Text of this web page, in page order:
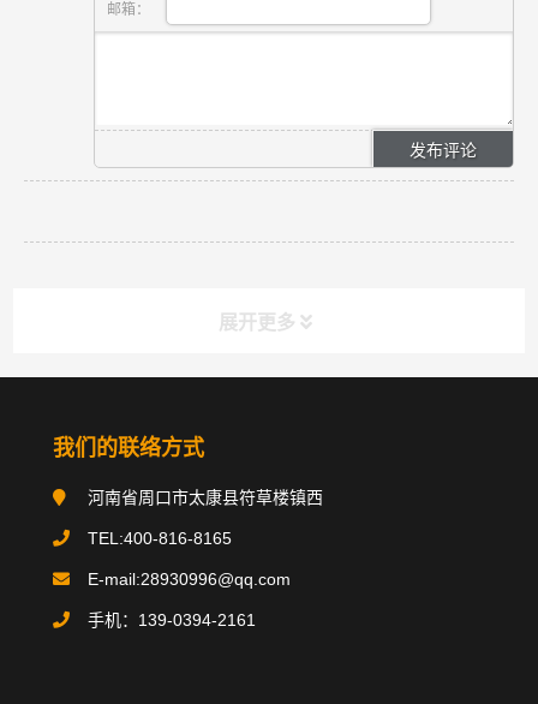
邮箱：
展开更多
分类导航 NAV
搪玻璃反应釜
搪玻璃贮罐
碳钢类设备
我们的联络方式
河南省周口市太康县符草楼镇西
TEL:400-816-8165
E-mail:28930996@qq.com
手机：139-0394-2161